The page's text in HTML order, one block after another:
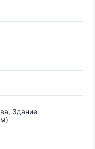
Здание